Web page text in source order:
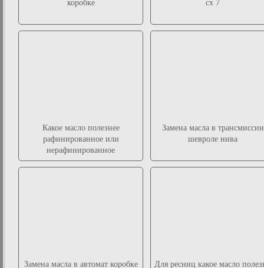
коробке сх 7
Какое масло полезнее
рафинированное или
нерафинированное
Замена масла в трансмиссии
шевроле нива
Замена масла в автомат коробке
Для ресниц какое масло